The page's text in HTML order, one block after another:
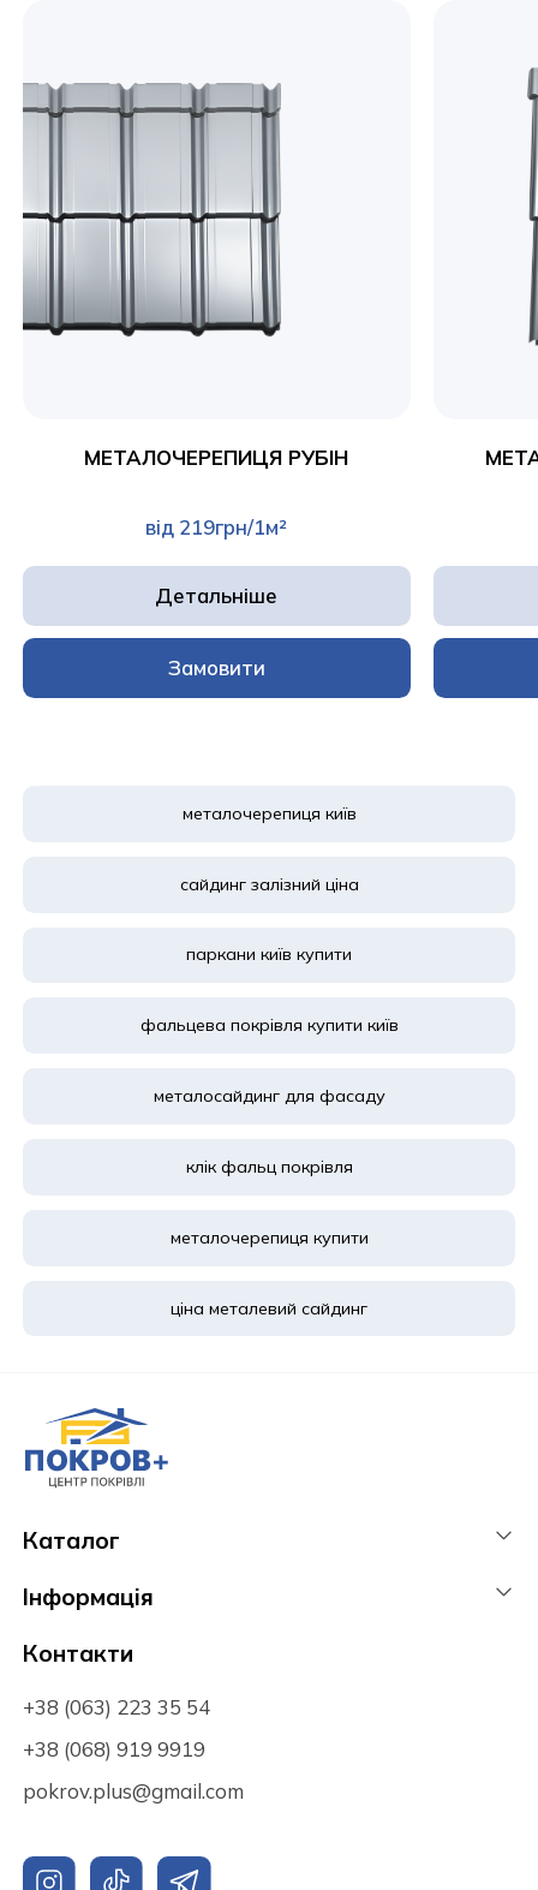
МЕТАЛОЧЕРЕПИЦЯ РУБІН
від 219грн/1м²
Детальніше
Замовити
металочерепиця київ
сайдинг залізний ціна
паркани київ купити
фальцева покрівля купити київ
металосайдинг для фасаду
клік фальц покрівля
металочерепиця купити
ціна металевий сайдинг
Каталог
Інформація
Контакти
+38 (063) 223 35 54
+38 (068) 919 9919
pokrov.plus@gmail.com